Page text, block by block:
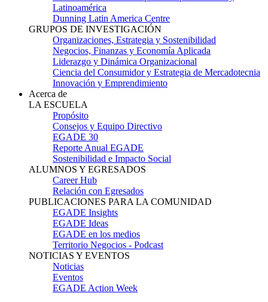
Latinoamérica
Dunning Latin America Centre
GRUPOS DE INVESTIGACIÓN
Organizaciones, Estrategia y Sostenibilidad
Negocios, Finanzas y Economía Aplicada
Liderazgo y Dinámica Organizacional
Ciencia del Consumidor y Estrategia de Mercadotecnia
Innovación y Emprendimiento
Acerca de
LA ESCUELA
Propósito
Consejos y Equipo Directivo
EGADE 30
Reporte Anual EGADE
Sostenibilidad e Impacto Social
ALUMNOS Y EGRESADOS
Career Hub
Relación con Egresados
PUBLICACIONES PARA LA COMUNIDAD
EGADE Insights
EGADE Ideas
EGADE en los medios
Territorio Negocios - Podcast
NOTICIAS Y EVENTOS
Noticias
Eventos
EGADE Action Week